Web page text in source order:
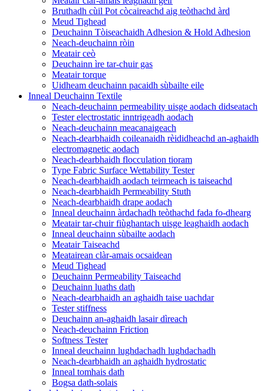
Bruthadh cùil Pot còcaireachd aig teòthachd àrd
Meud Tighead
Deuchainn Tòiseachaidh Adhesion & Hold Adhesion
Neach-deuchainn ròin
Meatair ceò
Deuchainn ìre tar-chuir gas
Meatair torque
Uidheam deuchainn pacaidh sùbailte eile
Inneal Deuchainn Textile
Neach-deuchainn permeability uisge aodach didseatach
Tester electrostatic inntrigeadh aodach
Neach-deuchainn meacanaigeach
Neach-dearbhaidh coileanaidh rèididheachd an-aghaidh
electromagnetic aodach
Neach-dearbhaidh flocculation tioram
Type Fabric Surface Wettability Tester
Neach-dearbhaidh aodach teirmeach is taiseachd
Neach-dearbhaidh Permeability Stuth
Neach-dearbhaidh drape aodach
Inneal deuchainn àrdachadh teòthachd fada fo-dhearg
Meatair tar-chuir fiùghantach uisge leaghaidh aodach
Inneal deuchainn sùbailte aodach
Meatair Taiseachd
Meatairean clàr-amais ocsaidean
Meud Tighead
Deuchainn Permeability Taiseachd
Deuchainn luaths dath
Neach-dearbhaidh an aghaidh taise uachdar
Tester stiffness
Deuchainn an-aghaidh lasair dìreach
Neach-deuchainn Friction
Softness Tester
Inneal deuchainn lughdachadh lughdachadh
Neach-dearbhaidh an aghaidh hydrostatic
Inneal tomhais dath
Bogsa dath-solais